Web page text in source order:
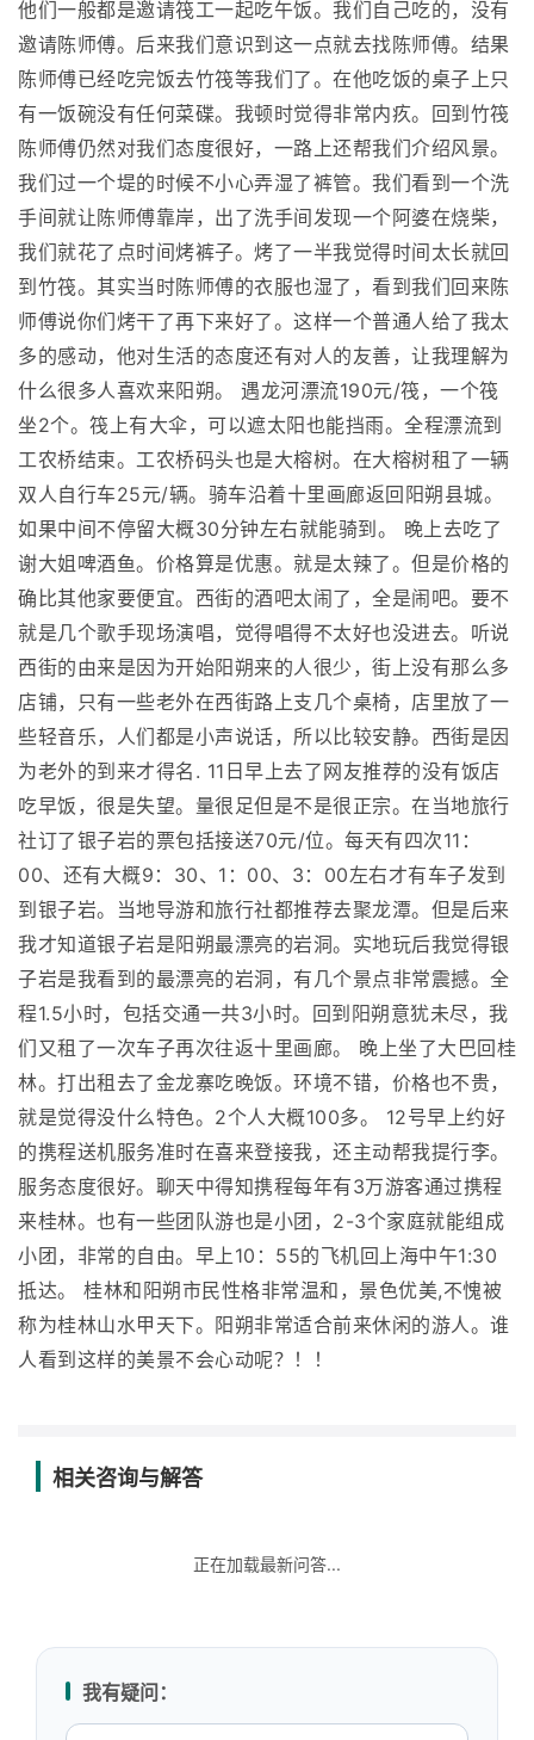
他们一般都是邀请筏工一起吃午饭。我们自己吃的，没有
邀请陈师傅。后来我们意识到这一点就去找陈师傅。结果
陈师傅已经吃完饭去竹筏等我们了。在他吃饭的桌子上只
有一饭碗没有任何菜碟。我顿时觉得非常内疚。回到竹筏
陈师傅仍然对我们态度很好，一路上还帮我们介绍风景。
我们过一个堤的时候不小心弄湿了裤管。我们看到一个洗
手间就让陈师傅靠岸，出了洗手间发现一个阿婆在烧柴，
我们就花了点时间烤裤子。烤了一半我觉得时间太长就回
到竹筏。其实当时陈师傅的衣服也湿了，看到我们回来陈
师傅说你们烤干了再下来好了。这样一个普通人给了我太
多的感动，他对生活的态度还有对人的友善，让我理解为
什么很多人喜欢来阳朔。 遇龙河漂流190元/筏，一个筏
坐2个。筏上有大伞，可以遮太阳也能挡雨。全程漂流到
工农桥结束。工农桥码头也是大榕树。在大榕树租了一辆
双人自行车25元/辆。骑车沿着十里画廊返回阳朔县城。
如果中间不停留大概30分钟左右就能骑到。 晚上去吃了
谢大姐啤酒鱼。价格算是优惠。就是太辣了。但是价格的
确比其他家要便宜。西街的酒吧太闹了，全是闹吧。要不
就是几个歌手现场演唱，觉得唱得不太好也没进去。听说
西街的由来是因为开始阳朔来的人很少，街上没有那么多
店铺，只有一些老外在西街路上支几个桌椅，店里放了一
些轻音乐，人们都是小声说话，所以比较安静。西街是因
为老外的到来才得名. 11日早上去了网友推荐的没有饭店
吃早饭，很是失望。量很足但是不是很正宗。在当地旅行
社订了银子岩的票包括接送70元/位。每天有四次11：
00、还有大概9：30、1：00、3：00左右才有车子发到
到银子岩。当地导游和旅行社都推荐去聚龙潭。但是后来
我才知道银子岩是阳朔最漂亮的岩洞。实地玩后我觉得银
子岩是我看到的最漂亮的岩洞，有几个景点非常震撼。全
程1.5小时，包括交通一共3小时。回到阳朔意犹未尽，我
们又租了一次车子再次往返十里画廊。 晚上坐了大巴回桂
林。打出租去了金龙寨吃晚饭。环境不错，价格也不贵，
就是觉得没什么特色。2个人大概100多。 12号早上约好
的携程送机服务准时在喜来登接我，还主动帮我提行李。
服务态度很好。聊天中得知携程每年有3万游客通过携程
来桂林。也有一些团队游也是小团，2-3个家庭就能组成
小团，非常的自由。早上10：55的飞机回上海中午1:30
抵达。 桂林和阳朔市民性格非常温和，景色优美,不愧被
称为桂林山水甲天下。阳朔非常适合前来休闲的游人。谁
人看到这样的美景不会心动呢？！！
相关咨询与解答
正在加载最新问答...
我有疑问：